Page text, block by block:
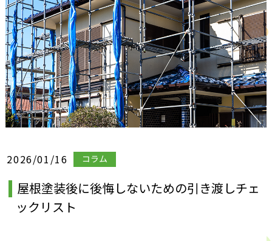
2026/01/16 コラム
屋根塗装後に後悔しないための引き渡しチェ
ックリスト